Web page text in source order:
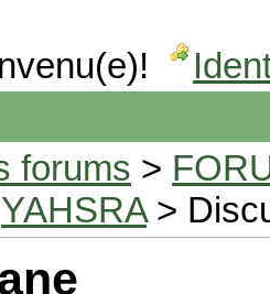
forums >
YAHSRA>